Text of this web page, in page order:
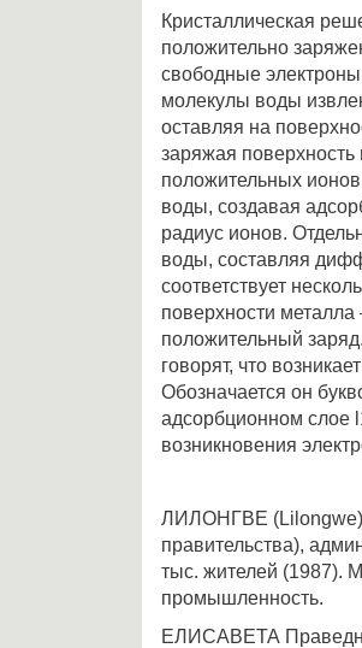
Кристаллическая
положительно
свободные
молекулы воды
оставляя на
заряжая
положительных
воды, создавая
радиус ионов.
воды, составляя
соответствует
поверхности
положительный
говорят, что
Обозначается он
адсорбционном слое
возникновения
ЛИЛОНГВЕ (Lilongwe)
правительства),
тыс. жителей (1987).
промышленность.
ЕЛИСАВЕТА